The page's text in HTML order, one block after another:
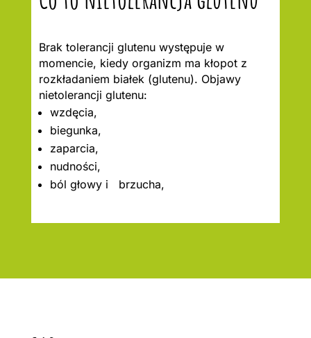
Brak tolerancji glutenu występuje w
momencie, kiedy organizm ma kłopot z
rozkładaniem białek (glutenu). Objawy
nietolerancji glutenu:
wzdęcia,
biegunka,
zaparcia,
nudności,
ból głowy i brzucha,